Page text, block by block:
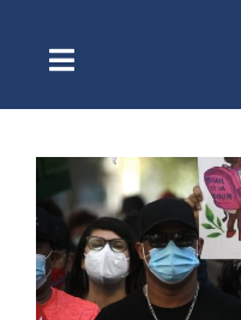
contenidoToggle
Navigation
Escuchar